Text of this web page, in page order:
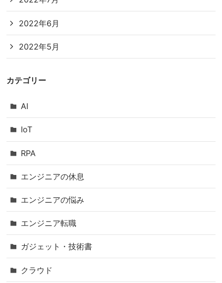
2022年6月
2022年5月
カテゴリー
AI
IoT
RPA
エンジニアの休息
エンジニアの悩み
エンジニア転職
ガジェット・技術書
クラウド